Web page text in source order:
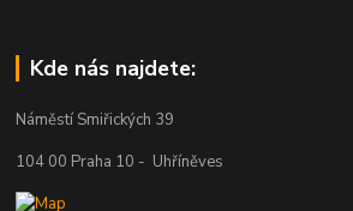
Kde nás najdete:
Náměstí Smiřických 39
104 00 Praha 10 - Uhříněves